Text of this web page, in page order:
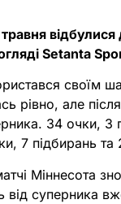
травня
Setanta
своїм
рівно, але
34 очки, 3
7 підбирань
Міннесота
від суперника